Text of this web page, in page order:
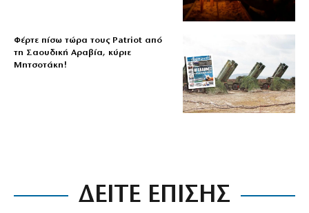
Φέρτε πίσω τώρα τους Patriot από
τη Σαουδική Αραβία, κύριε
Μητσοτάκη!
ΔΕΙΤΕ ΕΠΙΣΗΣ